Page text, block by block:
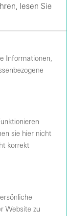
lesen Sie
Informationen,
sie hier nicht
korrekt
Website zu